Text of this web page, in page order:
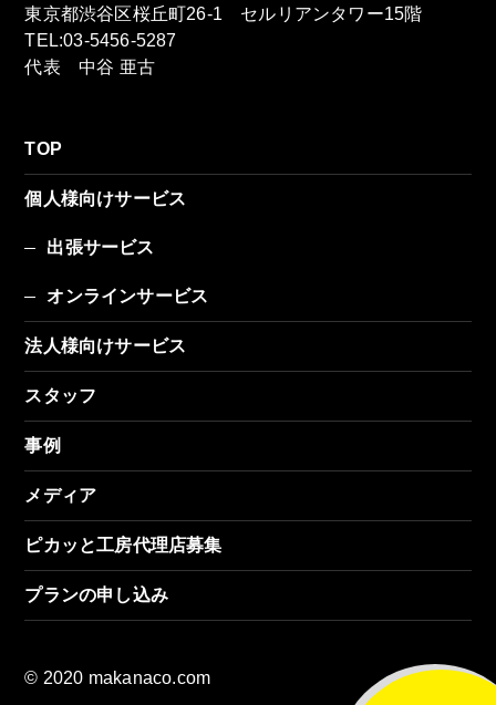
東京都渋谷区桜丘町26-1 セルリアンタワー15階
TEL:03-5456-5287
代表 中谷 亜古
TOP
個人様向けサービス
出張サービス
オンラインサービス
法人様向けサービス
スタッフ
事例
メディア
ピカッと工房代理店募集
プランの申し込み
© 2020 makanaco.com